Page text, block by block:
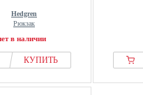
Hedgren
Рюкзак
в наличии
КУПИТЬ